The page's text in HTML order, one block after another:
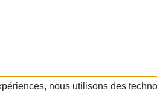
nous utilisons des